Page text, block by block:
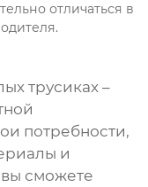
отличаться в
трусиках –
потребности,
и
сможете